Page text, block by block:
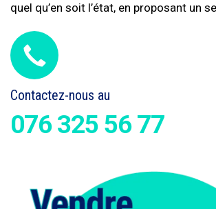
quel qu’en soit l’état, en proposant un
Contactez-nous au
076 325 56 77